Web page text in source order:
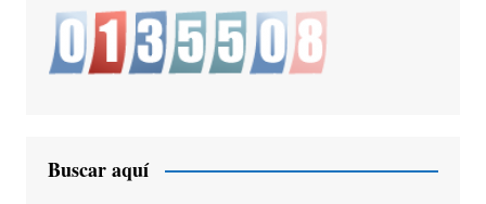
Buscar aquí